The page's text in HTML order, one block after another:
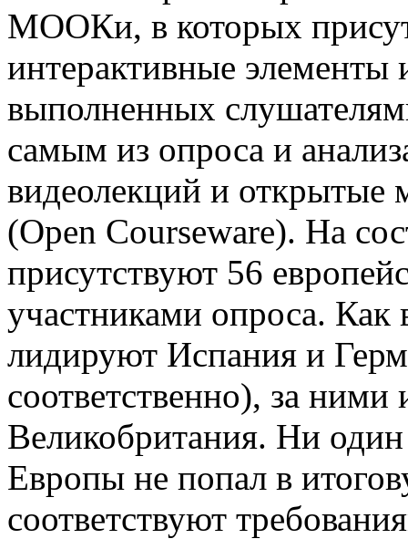
МООКи, в которых
интерактивные элементы
выполненных
самым из опроса и
видеолекций и открытые
(Open Courseware). На
присутствуют 56
участниками опроса. Как
лидируют Испания и
соответственно), за
Великобритания. Ни
Европы не попал в
соответствуют